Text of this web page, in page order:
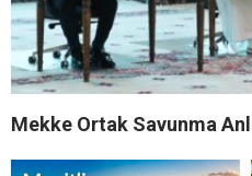
Mekke Ortak Savunma